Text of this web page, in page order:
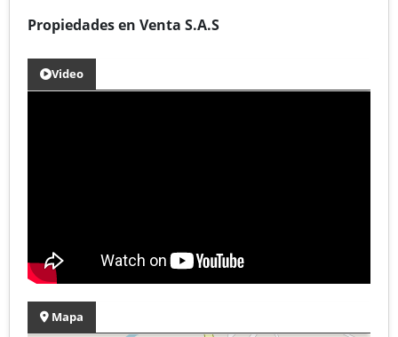
Propiedades en Venta S.A.S
Video
Mapa